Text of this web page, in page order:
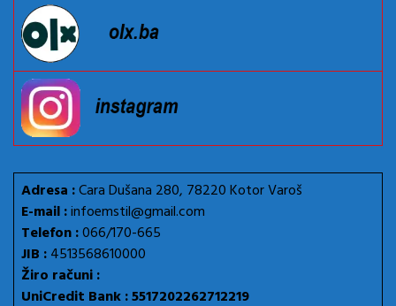
Adresa :Cara Dušana 280, 78220 Kotor Varoš
E-mail :infoemstil@gmail.com
Telefon :066/170-665
JIB :4513568610000
Žiro računi :
UniCredit Bank : 5517202262712219